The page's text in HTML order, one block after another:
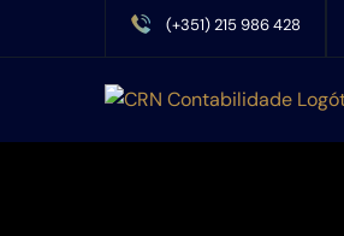
(+351) 215 986 428